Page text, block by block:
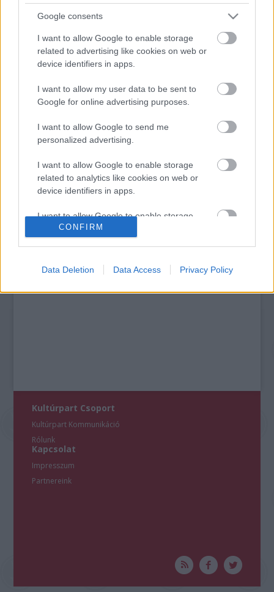
Google consents
I want to allow Google to enable storage
related to advertising like cookies on web or
device identifiers in apps.
I want to allow my user data to be sent to
Google for online advertising purposes.
I want to allow Google to send me
personalized advertising.
I want to allow Google to enable storage
related to analytics like cookies on web or
device identifiers in apps.
I want to allow Google to enable storage
related to functionality of the website or app.
related to personalization.
I want to allow Google to enable storage
CONFIRM
Data Deletion Data Access Privacy Policy
Top 10: ezek a legjobb szerelmes filmek
A 10 legütősebb drogos film
Megjöttek a meztelen hősnők
A forradalom egy holland fotós szemével
A legizgalmasabb fotók 2015-ből
Készülőben a nagy meztelen album
Nézd meg a 48-as szabadságharc hőseiről készült
Hírlevél feliratkozás
Kultúrpart Csoport
Kultúrpart Kommunikáció
Rólunk
Kapcsolat
Impresszum
Partnereink